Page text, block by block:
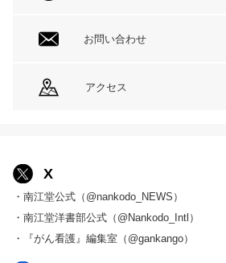
お問い合わせ
アクセス
X
・南江堂公式（@nankodo_NEWS）
・南江堂洋書部公式（@Nankodo_Intl）
・『がん看護』編集室（@gankango）